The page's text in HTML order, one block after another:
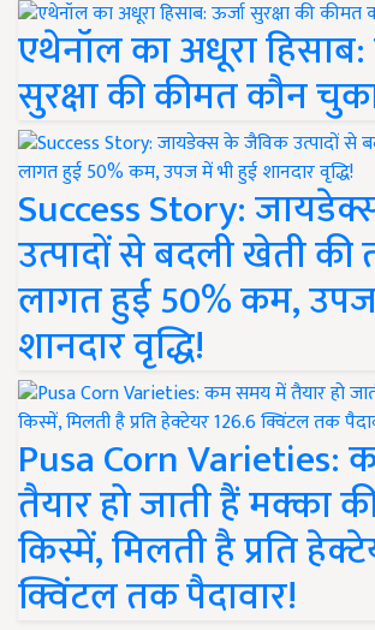
एथेनॉल का अधूरा हिसाब:
सुरक्षा की कीमत कौन
Success Story:
उत्पादों से बदली खेती की
लागत हुई 50% कम,
शानदार वृद्धि!
Pusa Corn Varieties:
तैयार हो जाती हैं मक्का
किस्में, मिलती है प्रति
क्विंटल तक पैदावार!